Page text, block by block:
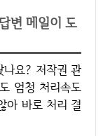
변 메일이 도
엄청 처리속도
아 바로 처리 결